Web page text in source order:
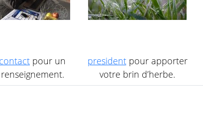
contact pour un
renseignement.
presidentpour apporter
votre brin d’herbe.